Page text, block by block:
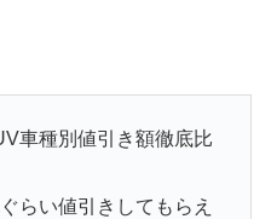
車種別値引き額徹底比
らい値引きしてもらえ